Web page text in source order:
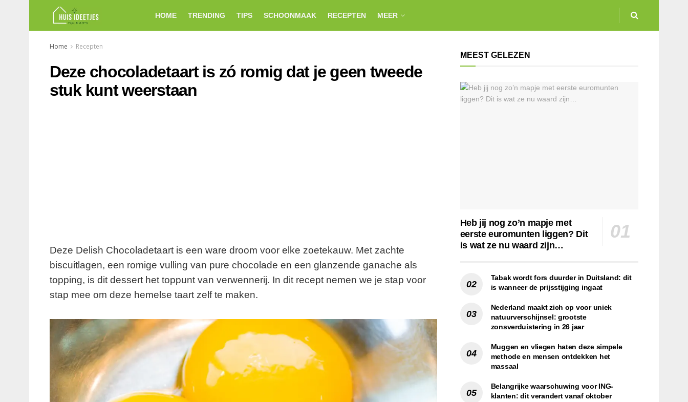
HOME TRENDING TIPS SCHOONMAAK RECEPTEN MEER
Home Recepten
Deze chocoladetaart is zó romig dat je geen tweede
stuk kunt weerstaan
Deze Delish Chocoladetaart is een ware droom voor elke zoetekauw. Met zachte
biscuitlagen, een romige vulling van pure chocolade en een glanzende ganache als
topping, is dit dessert het toppunt van verwennerij. In dit recept nemen we je stap voor
stap mee om deze hemelse taart zelf te maken.
MEEST GELEZEN
Heb jij nog zo’n mapje met
eerste euromunten liggen? Dit
is wat ze nu waard zijn…
Tabak wordt fors duurder in Duitsland: dit
is wanneer de prijsstijging ingaat
Nederland maakt zich op voor uniek
natuurverschijnsel: grootste
zonsverduistering in 26 jaar
Muggen en vliegen haten deze simpele
methode en mensen ontdekken het
massaal
Belangrijke waarschuwing voor ING-
klanten: dit verandert vanaf oktober